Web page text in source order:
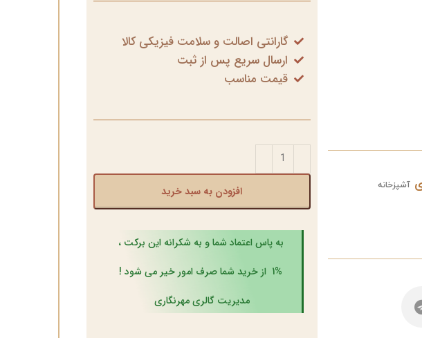
آشپزخانه
گارانتی اصالت و سلامت فیزیکی کالا
ارسال سریع پس از ثبت
قیمت مناسب
افزودن به سبد خرید
به پاس اعتماد شما و به شکرانه این برکت ،
1% از خرید شما صرف امور خیر می شود !
مدیریت گالری مهرنگاری